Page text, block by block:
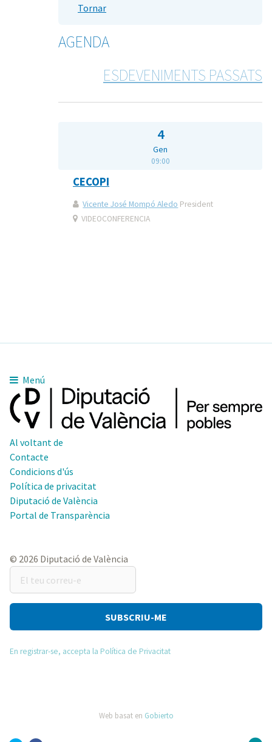
Tornar
AGENDA
ESDEVENIMENTS PASSATS
4
Gen
09:00
CECOPI
Vicente José Mompó Aledo President
VIDEOCONFERENCIA
Menú
Al voltant de
Contacte
Condicions d'ús
Política de privacitat
Diputació de València
Portal de Transparència
© 2026 Diputació de València
teu
correu-
En registrar-se, accepta la Política de Privacitat
Web basat en Gobierto